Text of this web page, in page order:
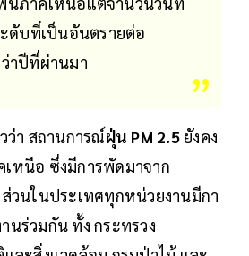
ดับที่เป็นอันตรายต่อ
าปีที่ผ่านมา
ว่า สถานการณ์ฝุ่น PM 2.5ยังคง
หนือ ซึ่งมีการพัดมาจาก
วนในประเทศทุกหน่วยงานมีกา
นร่วมกัน ทั้ง กระทรวง